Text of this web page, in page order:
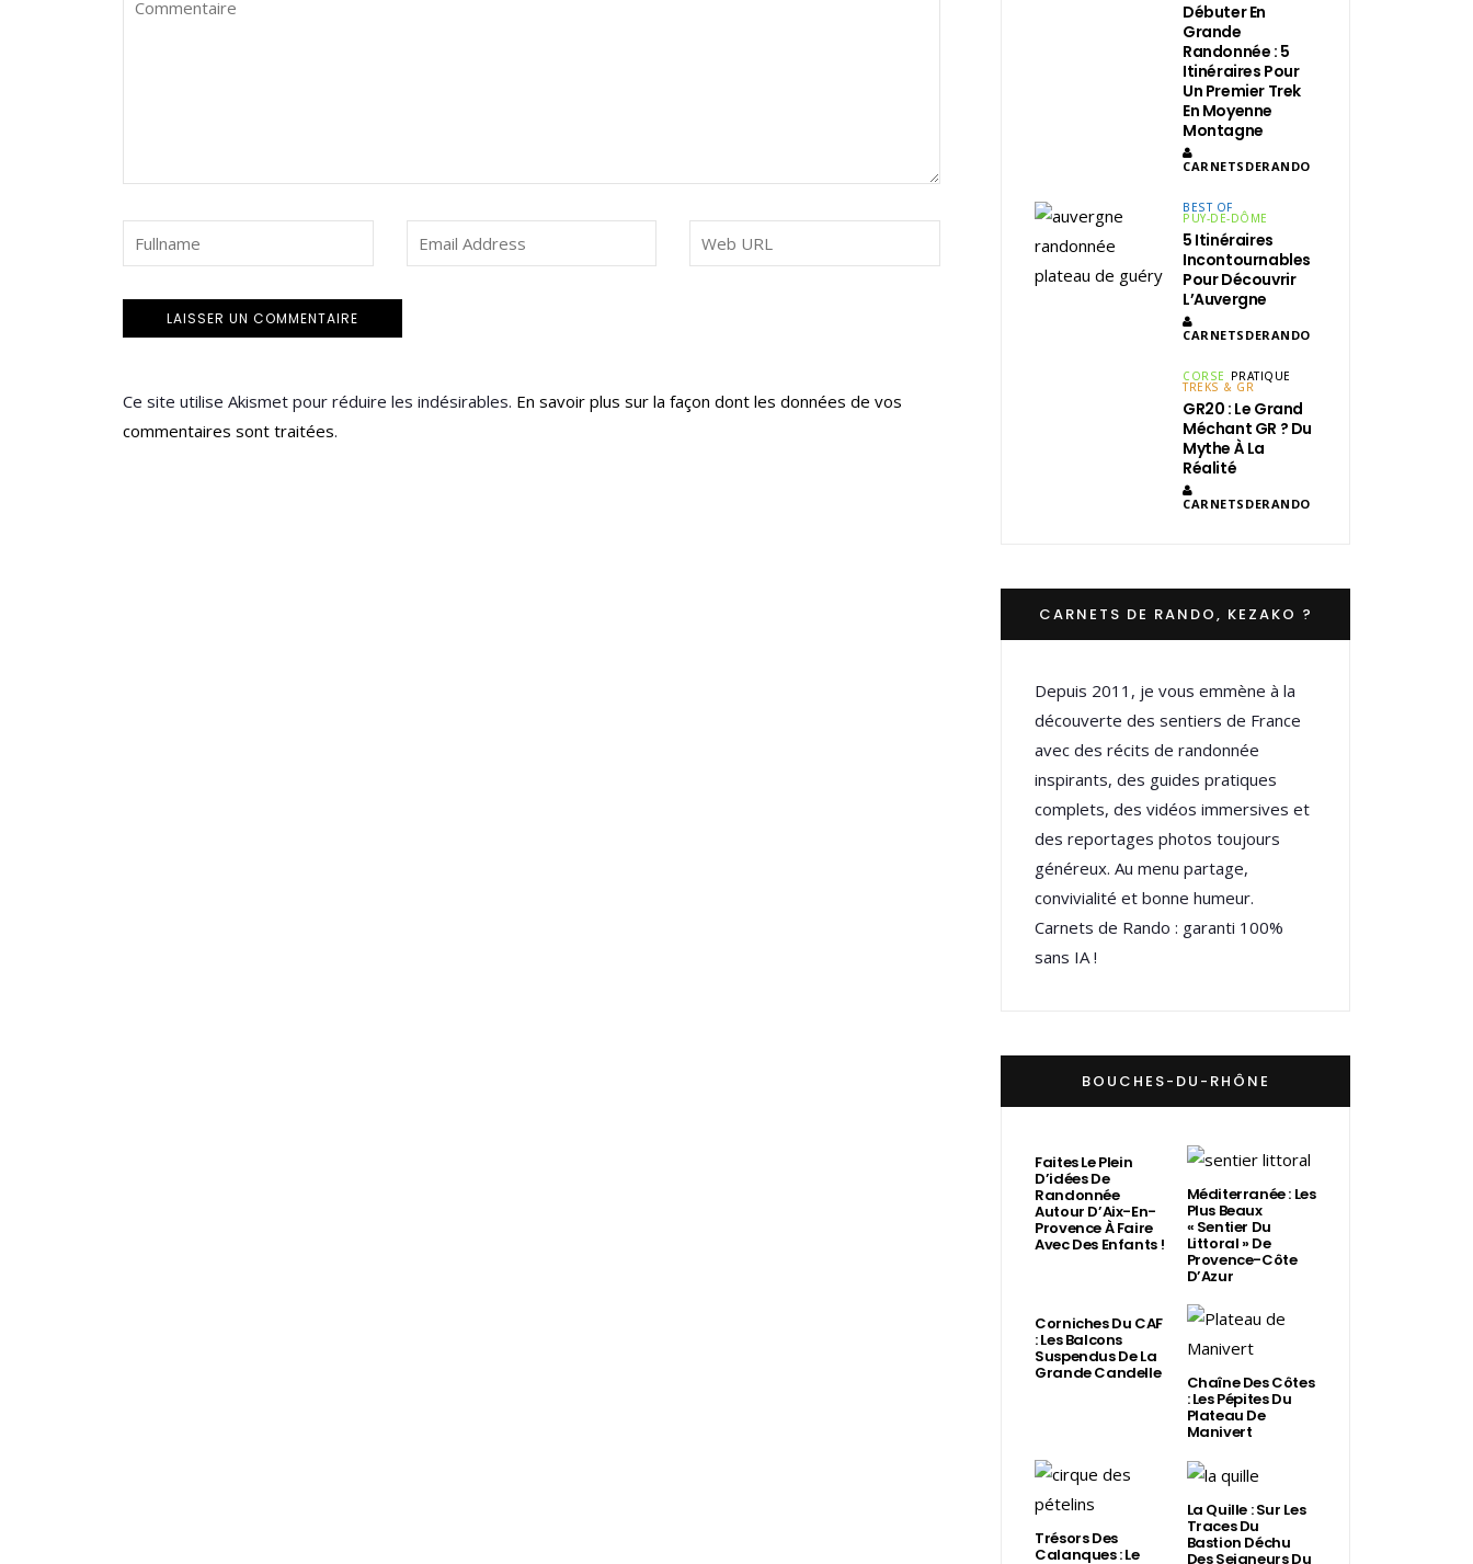
Ce site utilise Akismet pour réduire les indésirables. En savoir plus sur la façon dont les données de vos
commentaires sont traitées.
Débuter En
Grande
Randonnée : 5
Itinéraires Pour
Un Premier Trek
En Moyenne
Montagne
CARNETSDERANDO
BEST OF
PUY-DE-DÔME
5 Itinéraires
Incontournables
Pour Découvrir
L’Auvergne
CARNETSDERANDO
CORSE PRATIQUE
TREKS & GR
GR20 : Le Grand
Méchant GR ? Du
Mythe À La
Réalité
CARNETSDERANDO
CARNETS DE RANDO, KEZAKO ?
Depuis 2011, je vous emmène à la
découverte des sentiers de France
avec des récits de randonnée
inspirants, des guides pratiques
complets, des vidéos immersives et
des reportages photos toujours
généreux. Au menu partage,
convivialité et bonne humeur.
Carnets de Rando : garanti 100%
sans IA !
BOUCHES-DU-RHÔNE
Faites Le Plein
D’idées De
Randonnée
Autour D’Aix-En-
Provence À Faire
Avec Des Enfants !
Méditerranée : Les
Plus Beaux
« Sentier Du
Littoral » De
Provence-Côte
D’Azur
Corniches Du CAF
: Les Balcons
Suspendus De La
Grande Candelle Chaîne Des Côtes
: Les Pépites Du
Plateau De
Manivert
Trésors Des
Calanques : Le
La Quille : Sur Les
Traces Du
Bastion Déchu
Des Seigneurs Du